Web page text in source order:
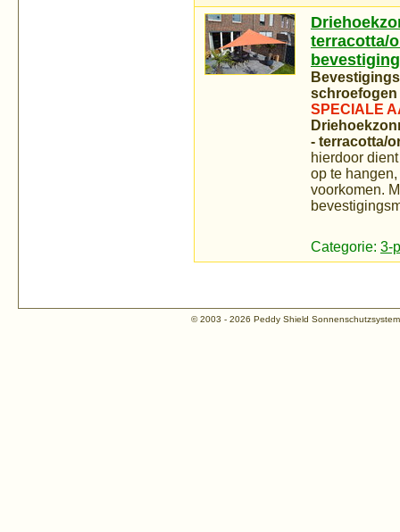
terracotta/
schroefogen
SPECIALE
- terracotta/
hierdoor
op te
voorkomen.
Categorie: 3-
© 2003 - 2026 Peddy Shield